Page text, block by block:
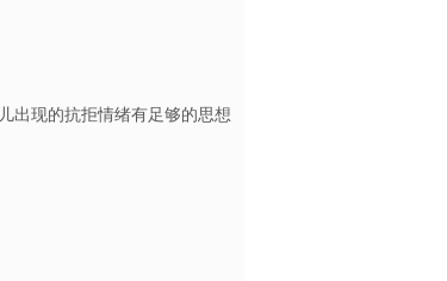
出现的抗拒情绪有足够的思想